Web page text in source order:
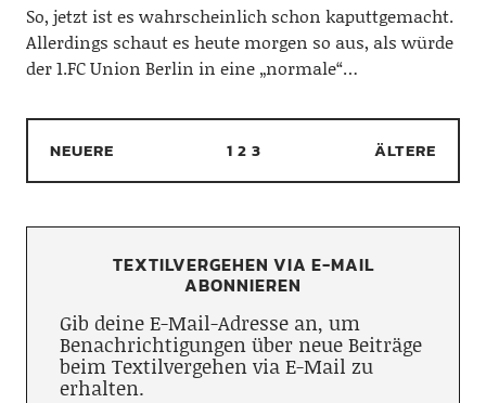
So, jetzt ist es wahrscheinlich schon kaputtgemacht.
Allerdings schaut es heute morgen so aus, als würde
der 1.FC Union Berlin in eine „normale“…
NEUERE 1 2 3 ÄLTERE
TEXTILVERGEHEN VIA E-MAIL
ABONNIEREN
Gib deine E-Mail-Adresse an, um
Benachrichtigungen über neue Beiträge
beim Textilvergehen via E-Mail zu
erhalten.